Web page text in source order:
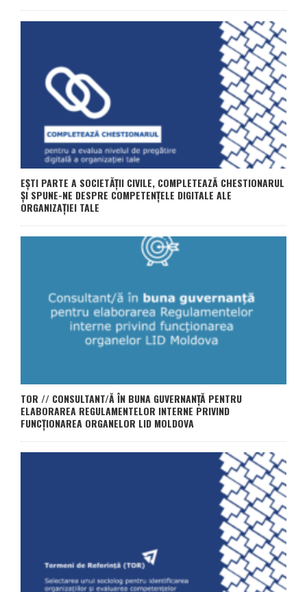
EȘTI PARTE A SOCIETĂȚII CIVILE, COMPLETEAZĂ CHESTIONARUL
ȘI SPUNE-NE DESPRE COMPETENȚELE DIGITALE ALE
ORGANIZAȚIEI TALE
TOR // CONSULTANT/Ă ÎN BUNA GUVERNANȚĂ PENTRU
ELABORAREA REGULAMENTELOR INTERNE PRIVIND
FUNCȚIONAREA ORGANELOR LID MOLDOVA